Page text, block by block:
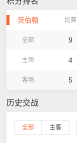
茨伯翰 比赛
全部 9
主场 4
客场 5
历史交战
全部 主客